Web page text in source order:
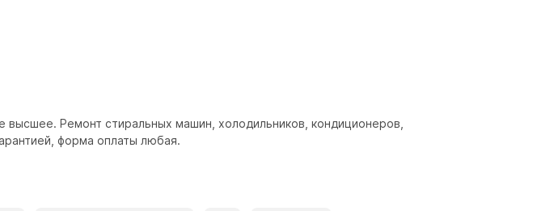
Ремонт стиральных машин, холодильников, кондиционеров,
форма оплаты любая.